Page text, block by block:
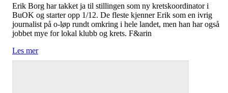
Erik Borg har takket ja til stillingen som ny kretskoordinator i
BuOK og starter opp 1/12. De fleste kjenner Erik som en ivrig
journalist på o-løp rundt omkring i hele landet, men han har også
jobbet mye for lokal klubb og krets. F&arin
Les mer